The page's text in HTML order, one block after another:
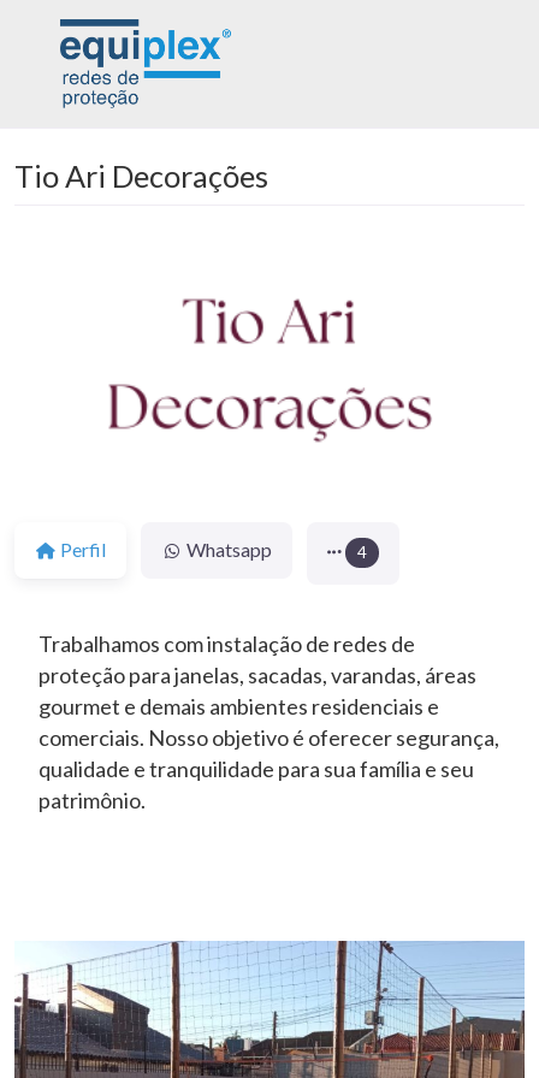
Tio Ari Decorações
Perfil Whatsapp 4
Trabalhamos com instalação de redes de
proteção para janelas, sacadas, varandas, áreas
gourmet e demais ambientes residenciais e
comerciais. Nosso objetivo é oferecer segurança,
qualidade e tranquilidade para sua família e seu
patrimônio.